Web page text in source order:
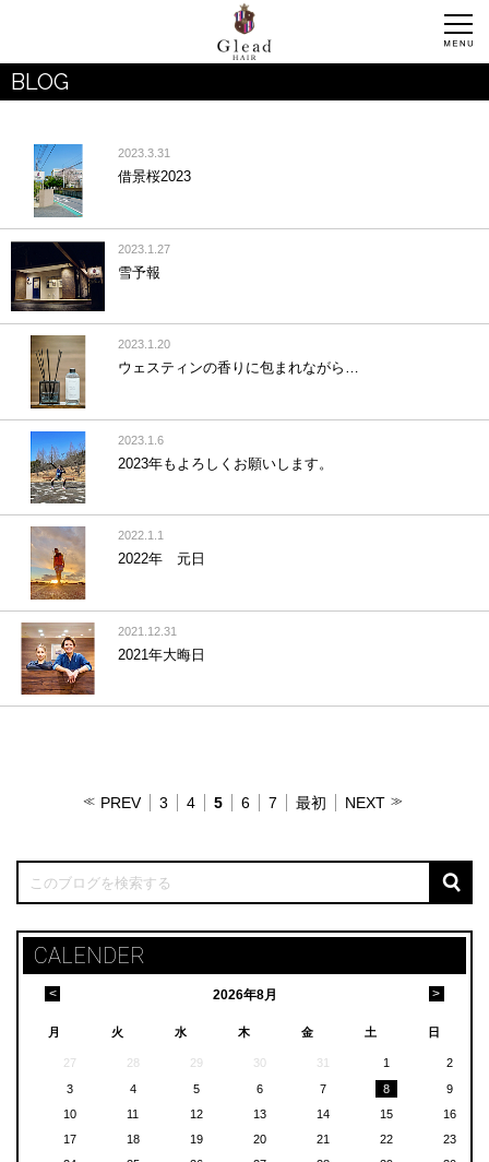
BLOG
2023.3.31
借景桜2023
2023.1.27
雪予報
2023.1.20
ウェスティンの香りに包まれながら…
2023.1.6
2023年もよろしくお願いします。
2022.1.1
2022年 元日
2021.12.31
2021年大晦日
PREV 3 4 5 6 7 最初 NEXT
CALENDER
2026年8月
< >
月 火 水 木 金 土 日
27 28 29 30 31 1
2
3
4 5 6 7 8
9
10
11 12 13 14 15
16
17
18 19 20 21 22
23